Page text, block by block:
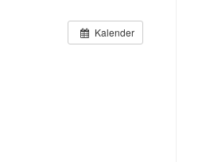
Kalender